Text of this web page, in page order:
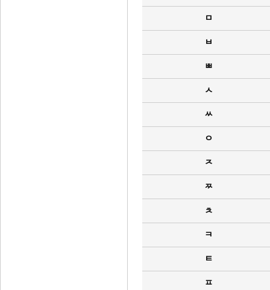
ㅁ
ㅂ
ㅃ
ㅅ
ㅆ
ㅇ
ㅈ
ㅉ
ㅊ
ㅋ
ㅌ
ㅍ